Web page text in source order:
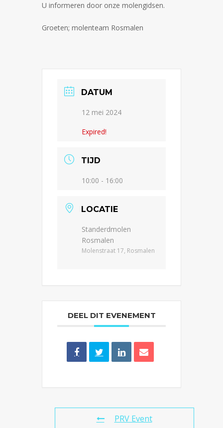
U informeren door onze molengidsen.
Groeten; molenteam Rosmalen
DATUM
12 mei 2024
Expired!
TIJD
10:00 - 16:00
LOCATIE
Standerdmolen
Rosmalen
Molenstraat 17, Rosmalen
DEEL DIT EVENEMENT
PRV Event